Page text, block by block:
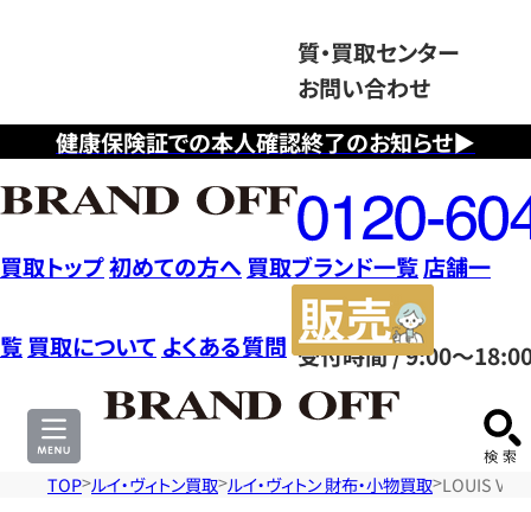
健康保険証での本人確認終了のお知らせ▶
質・買取センター
お問い合わせ
フ
リ
ー
ダ
イ
ヤ
ル
0120604117
受付時間 / 9:00～
買取トップ初めての方へ 買取ブランド一覧店舗一
覧 買取について よくある質問
サ
TOP ルイ・ヴィトン買取 ルイ・ヴィトン 財布・小物買取 LOUIS